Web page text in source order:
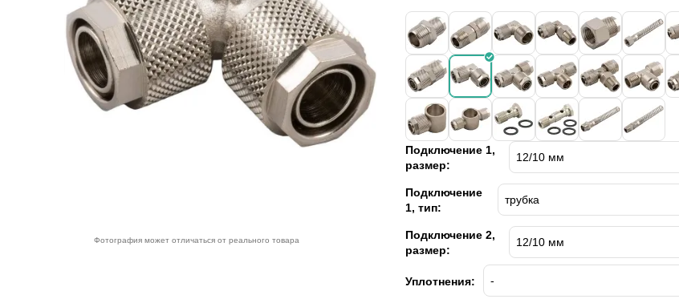
Фотография может отличаться от реального товара
Подключение 1,
размер:
Подключение
1, тип:
Подключение 2,
размер:
Уплотнения: